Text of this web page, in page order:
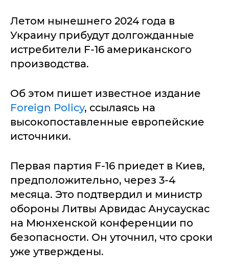
Летом нынешнего 2024 года в
Украину прибудут долгожданные
истребители F-16 американского
производства.
Об этом пишет известное издание
Foreign Policy, ссылаясь на
высокопоставленные европейские
источники.
Первая партия F-16 приедет в Киев,
предположительно, через 3-4
месяца. Это подтвердил и министр
обороны Литвы Арвидас Анусаускас
на Мюнхенской конференции по
безопасности. Он уточнил, что сроки
уже утверждены.